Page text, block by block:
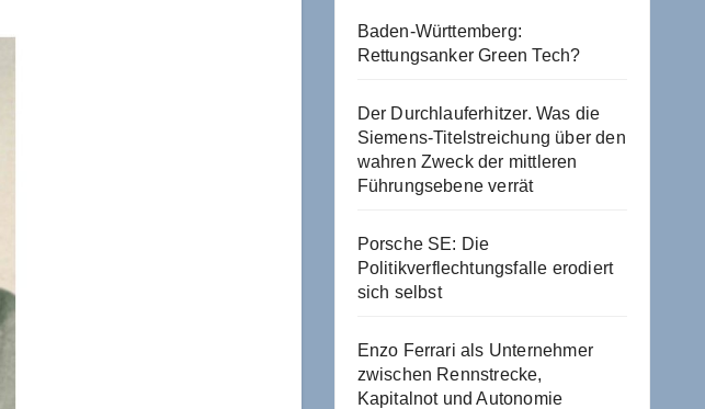
Baden-Württemberg:
Rettungsanker Green Tech?
Der Durchlauferhitzer. Was die
Siemens-Titelstreichung über den
wahren Zweck der mittleren
Führungsebene verrät
Porsche SE: Die
Politikverflechtungsfalle erodiert
sich selbst
Enzo Ferrari als Unternehmer
zwischen Rennstrecke,
Kapitalnot und Autonomie